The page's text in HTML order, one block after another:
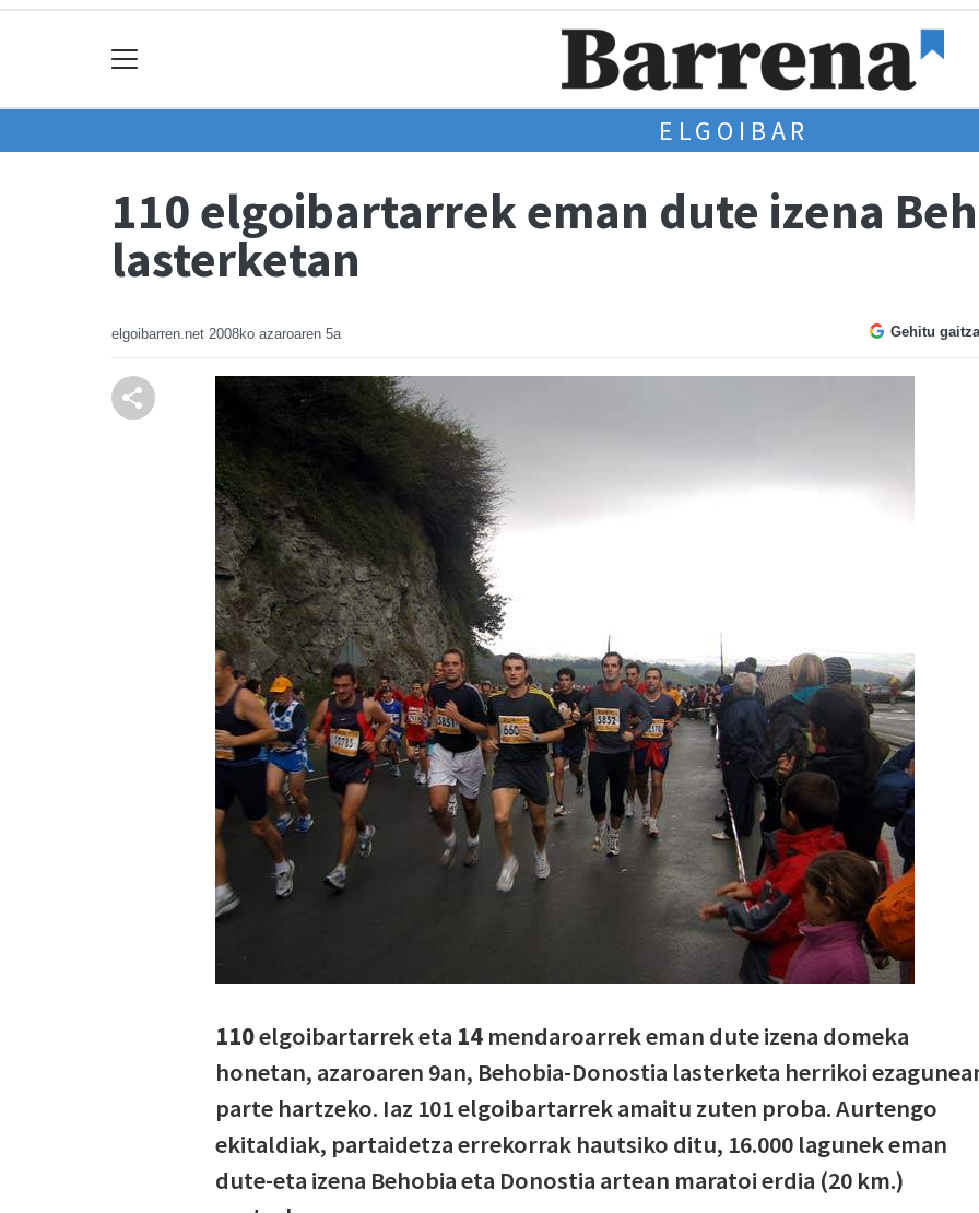
ELGOIBAR
110 elgoibartarrek eman dute izena
lasterketan
elgoibarren.net 2008ko azaroaren 5a Gehitu
110elgoibartarrek eta 14 mendaroarrek eman dute izena domeka
honetan, azaroaren 9an, Behobia-Donostia lasterketa herrikoi
parte hartzeko. Iaz 101 elgoibartarrek amaitu zuten proba. Aurtengo
ekitaldiak, partaidetza errekorrak hautsiko ditu, 16.000 lagunek eman
dute-eta izena Behobia eta Donostia artean maratoi erdia (20 km.)